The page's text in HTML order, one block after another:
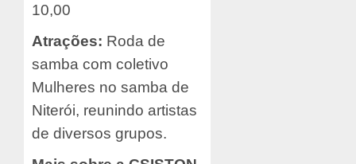
10,00
Atrações: Roda de
samba com coletivo
Mulheres no samba de
Niterói, reunindo artistas
de diversos grupos.